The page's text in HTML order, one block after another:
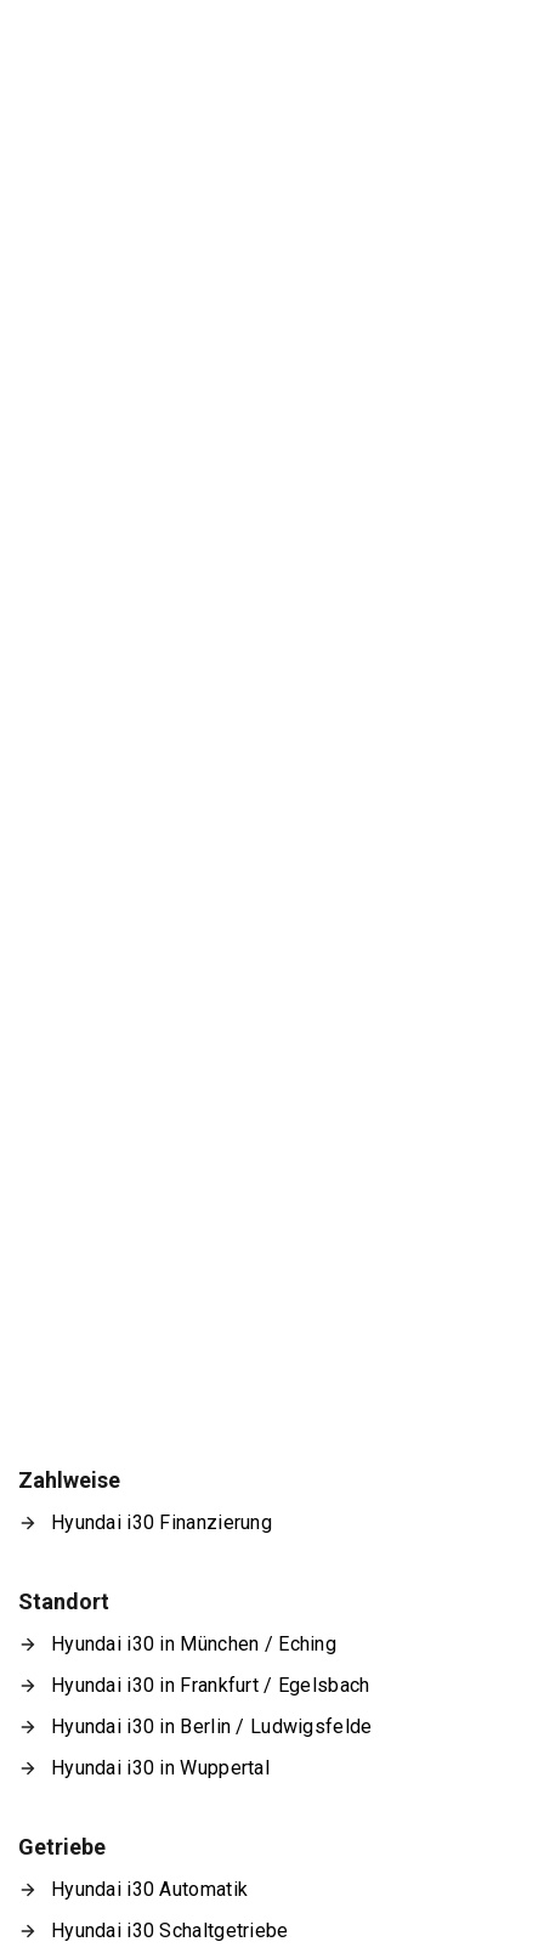
Zahlweise
Hyundai i30 Finanzierung
Standort
Hyundai i30 in München / Eching
Hyundai i30 in Frankfurt / Egelsbach
Hyundai i30 in Berlin / Ludwigsfelde
Hyundai i30 in Wuppertal
Getriebe
Hyundai i30 Automatik
Hyundai i30 Schaltgetriebe